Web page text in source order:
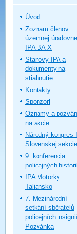
Úvod
Zoznam členov
územnej úradovne
IPA BA X
Stanovy IPA a
dokumenty na
stiahnutie
Kontakty
Sponzori
Oznamy a
na akcie
Národný kongres
Slovenskej sekcie
9. konferencia
policajných
IPA Motorky
Taliansko
7. Mezinárodní
setkání sběratelů
policejních
Pozvánka